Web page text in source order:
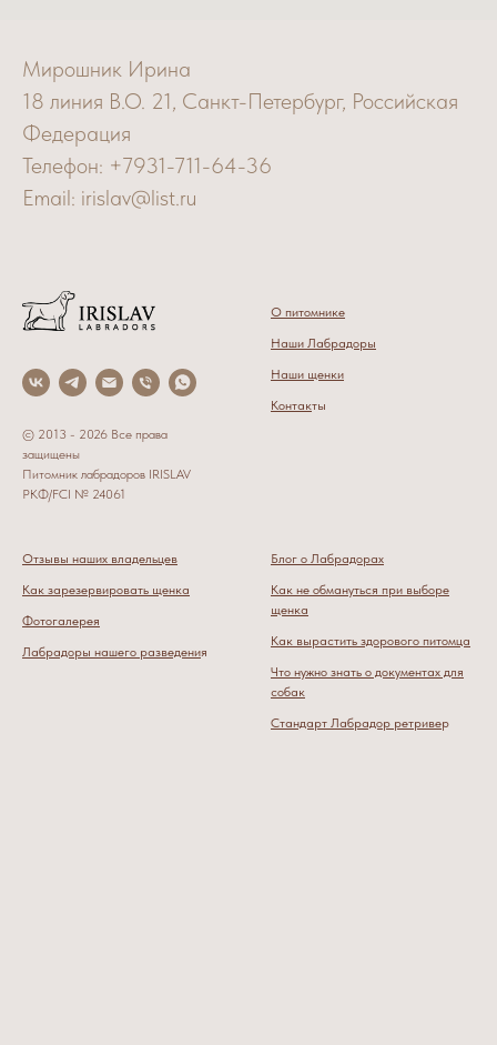
Мирошник Ирина
18 линия В.О. 21, Санкт-Петербург, Российская
Федерация
Телефон: +7931-711-64-36
Email: irislav@list.ru
© 2013 - 2026 Все права
защищены
Питомник лабрадоров IRISLAV
РКФ/FCI № 24061
О питомнике
Наши Лабрадоры
Наши щенки
Контакты
Отзывы наших владельцев
Как зарезервировать щенка
Фотогалерея
Лабрадоры нашего разведения
Блог о Лабрадорах
Как не обмануться при выборе
щенка
Как вырастить здорового питомца
Что нужно знать о документах для
собак
Стандарт Лабрадор ретривер